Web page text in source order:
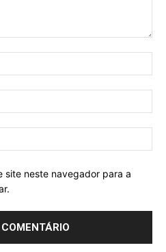
site neste navegador para a